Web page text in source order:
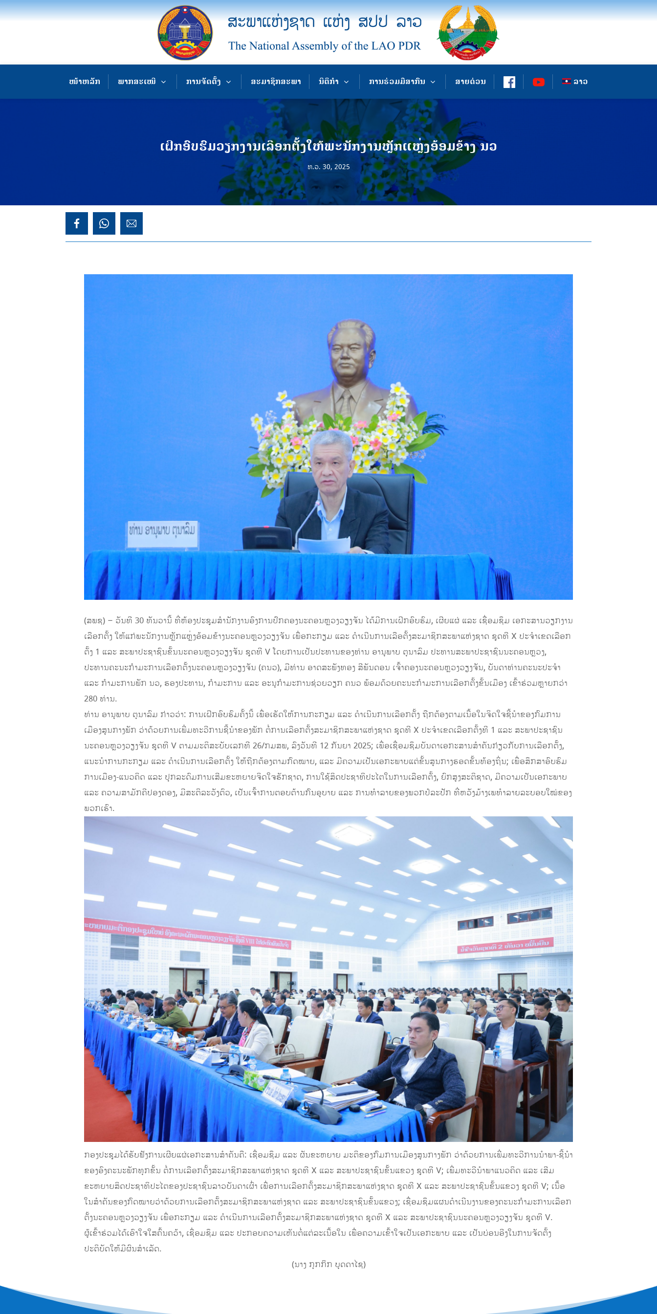
ໜ້າຫລັກ ພາກສະເໜີ ການຈັດຕັ້ງ ສະມາຊິກສະພາ ນິຕິກຳ ການຮ່ວມມືສາກົນ ສາຍດ່ວນ ລາວ
ເຝິກອົບຮົມວຽກງານເລືອກຕັ້ງໃຫ້ພະນັກງານຫຼັກແຫຼ່ງອ້ອມຂ້າງ ນວ
ທ.ວ. 30, 2025
(ສພຊ) – ວັນທີ 30 ທັນວານີ້ ທີ່ຫ້ອງປະຊຸມສຳນັກງານອົງການປົກຄອງນະຄອນຫຼວງວຽງຈັນ ໄດ້ມີການເຝິກອົບຮົມ, ເຜີຍແຜ່ ແລະ ເຊື່ອມຊຶມ ເອກະສານວຽກງານ
ເລືອກຕັ້ງ ໃຫ້ແກ່ພະນັກງານຫຼັກແຫຼ່ງອ້ອມຂ້າງນະຄອນຫຼວງວຽງຈັນ ເພື່ອກະກຽມ ແລະ ດຳເນີນການເລືອຕັ້ງສະມາຊິກສະພາແຫ່ງຊາດ ຊຸດທີ X ປະຈຳເຂດເລືອກ
ຕັ້ງ 1 ແລະ ສະພາປະຊາຊົນຂັ້ນນະຄອນຫຼວງວຽງຈັນ ຊຸດທີ V ໂດຍການເປັນປະທານຂອງທ່ານ ອານຸພາບ ຕຸນາລົມ ປະທານສະພາປະຊາຊົນນະຄອນຫຼວງ,
ປະທານຄະນະກຳມະການເລືອກຕັ້ງນະຄອນຫຼວງວຽງຈັນ (ຄນວ), ມີທ່ານ ອາດສະພັງທອງ ສີພັນດອນ ເຈົ້າຄອງນະຄອນຫຼວງວຽງຈັນ, ບັນດາທ່ານຄະນະປະຈຳ
ແລະ ກຳມະການພັກ ນວ, ຮອງປະທານ, ກໍາມະການ ແລະ ອະນຸກຳມະການຊ່ວຍວຽກ ຄນວ ພ້ອມດ້ວຍຄະນະກໍາມະການເລືອກຕັ້ງຂັ້ນເມືອງ ເຂົ້າຮ່ວມຫຼາຍກວ່າ
280 ທ່ານ.
ທ່ານ ອານຸພາບ ຕຸນາລົມ ກ່າວວ່າ: ການເຝິກອົບຮົມຄັ້ງນີ້ ເພື່ອເຮັດໃຫ້ການກະກຽມ ແລະ ດໍາເນີນການເລືອກຕັ້ງ ຖືກຕ້ອງຕາມເນື້ອໃນຈິດໃຈຊີ້ນຳຂອງກົມການ
ເມືອງສູນກາງພັກ ວ່າດ້ວຍການເພີ່ມທະວີການຊີ້ນຳຂອງພັກ ຕໍ່ການເລືອກຕັ້ງສະມາຊິກສະພາແຫ່ງຊາດ ຊຸດທີ X ປະຈຳເຂດເລືອກຕັ້ງທີ 1 ແລະ ສະພາປະຊາຊົນ
ນະຄອນຫຼວງວຽງຈັນ ຊຸດທີ V ຕາມມະຕິສະບັບເລກທີ 26/ກມສພ, ລົງວັນທີ 12 ກັນຍາ 2025; ເພື່ອເຊື່ອມຊຶມບັນດາເອກະສານສຳຄັນກ່ຽວກັບການເລືອກຕັ້ງ,
ແນະນຳການກະກຽມ ແລະ ດໍາເນີນການເລືອກຕັ້ງ ໃຫ້ຖືກຕ້ອງຕາມກົດໝາຍ, ແລະ ມີຄວາມເປັນເອກະພາບແຕ່ຂັ້ນສູນກາງຮອດຂັ້ນທ້ອງຖິ່ນ; ເພື່ອສຶກສາອົບຮົມ
ການເມືອງ-ແນວຄິດ ແລະ ປຸກລະດົມການເສີມຂະຫຍາຍຈິດໃຈຮັກຊາດ, ການໃຊ້ສິດປະຊາທິປະໄຕໃນການເລືອກຕັ້ງ, ຍົກສູງສະຕິຊາດ, ມີຄວາມເປັນເອກະພາບ
ແລະ ຄວາມສາມັກຄີປອງດອງ, ມີສະຕິລະວັງຕົວ, ເປັນເຈົ້າການຕອບຕ້ານກົນອຸບາຍ ແລະ ການທຳລາຍຂອງພວກປໍລະປັກ ທີ່ຫວັງມ້າງເພທຳລາຍລະບອບໃໝ່ຂອງ
ພວກເຮົາ.
ກອງປະຊຸມໄດ້ຮັບຟັງການເຜີຍແຜ່ເອກະສານສຳຄັນຄື: ເຊື່ອມຊຶມ ແລະ ຜັນຂະຫຍາຍ ມະຕິຂອງກົມການເມືອງສູນກາງພັກ ວ່າດ້ວຍການເພີ່ມທະວີການນໍາພາ-ຊີ້ນໍາ
ຂອງອົງຄະນະພັກທຸກຂັ້ນ ຕໍ່ການເລືອກຕັ້ງສະມາຊິກສະພາແຫ່ງຊາດ ຊຸດທີ X ແລະ ສະພາປະຊາຊົນຂັ້ນແຂວງ ຊຸດທີ V; ເພີ່ມທະວີນໍາພາແນວຄິດ ແລະ ເສີມ
ຂະຫຍາຍສິດປະຊາທິປະໄຕຂອງປະຊາຊົນລາວບັນດາເຜົ່າ ເພື່ອການເລືອກຕັ້ງສະມາຊິກສະພາແຫ່ງຊາດ ຊຸດທີ X ແລະ ສະພາປະຊາຊົນຂັ້ນແຂວງ ຊຸດທີ V; ເນື້ອ
ໃນສໍາຄັນຂອງກົດໝາຍວ່າດ້ວຍການເລືອກຕັ້ງສະມາຊິກສະພາແຫ່ງຊາດ ແລະ ສະພາປະຊາຊົນຂັ້ນແຂວງ; ເຊື່ອມຊຶມແຜນດໍາເນີນງານຂອງຄະນະກໍາມະການເລືອກ
ຕັ້ງນະຄອນຫຼວງວຽງຈັນ ເພື່ອກະກຽມ ແລະ ດໍາເນີນການເລືອກຕັ້ງສະມາຊິກສະພາແຫ່ງຊາດ ຊຸດທີ X ແລະ ສະພາປະຊາຊົນນະຄອນຫຼວງວຽງຈັນ ຊຸດທີ V.
ຜູ້ເຂົ້າຮ່ວມໄດ້ເອົາໃຈໃສຄົ້ນຄວ້າ, ເຊື່ອມຊຶມ ແລະ ປະກອບຄວາມເຫັນຕໍ່ແຕ່ລະເນື້ອໃນ ເພື່ອຄວາມເຂົ້າໃຈເປັນເອກະພາບ ແລະ ເປັນບ່ອນອີງໃນການຈັດຕັ້ງ
ປະຕິບັດໃຫ້ມີຜົນສຳເລັດ.
‎(ນາງ ກຸກກິກ ບຸດດາໄຊ)